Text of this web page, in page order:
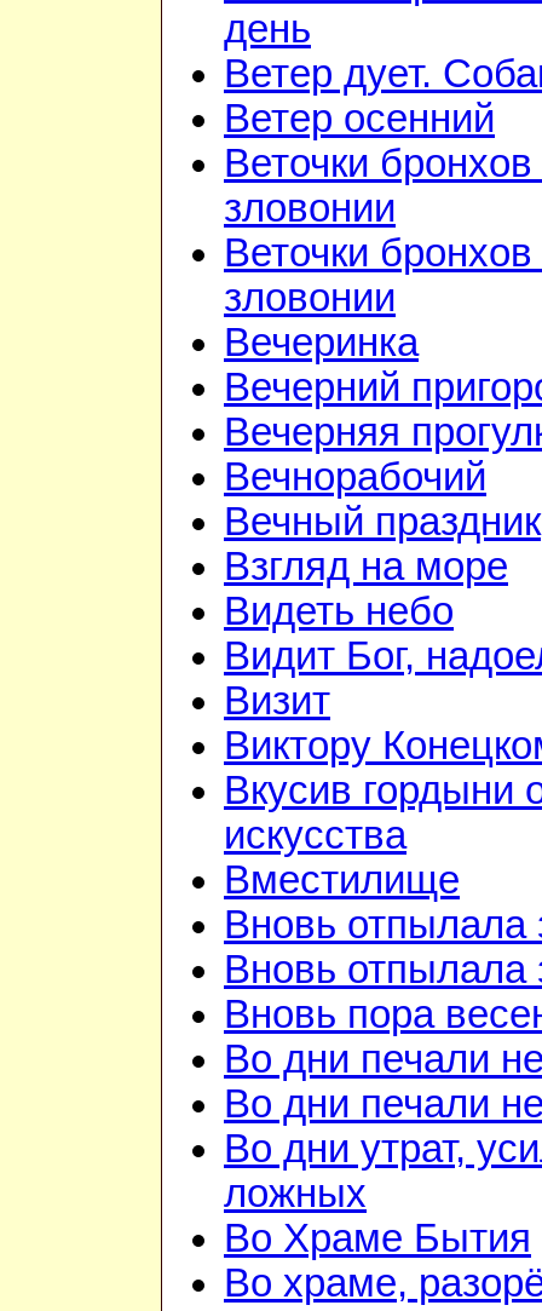
день
Ветер дует.
Ветер осенний
Веточки
зловонии
Веточки
зловонии
Вечеринка
Вечерний
Вечерняя
Вечнорабочий
Вечный праздник
Взгляд на море
Видеть небо
Видит Бог,
Визит
Виктору
Вкусив гордыни
искусства
Вместилище
Вновь отпылала
Вновь отпылала
Вновь пора
Во дни печали
Во дни печали
Во дни утрат,
ложных
Во Храме Бытия
Во храме,